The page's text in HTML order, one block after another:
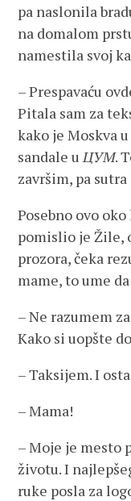
pa naslonila
na domalom
namestila svoj
– Prespavaću
Pitala sam za
kako je Moskva
sandale uЦУМ.
završim, pa
Posebno ovo
pomislio je Žile,
prozora, čeka
mame, to ume
– Ne razumem
Kako si uopšte
– Taksijem. I
– Mama!
– Moje je mesto
životu. I
ruke posla za